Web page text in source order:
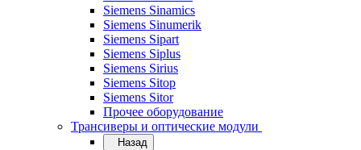
Siemens Sinamics
Siemens Sinumerik
Siemens Sipart
Siemens Siplus
Siemens Sirius
Siemens Sitop
Siemens Sitor
Прочее оборудование
Трансиверы и оптические модули
Назад